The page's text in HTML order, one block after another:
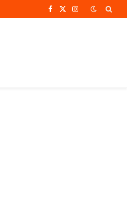
Facebook
X
Instagram